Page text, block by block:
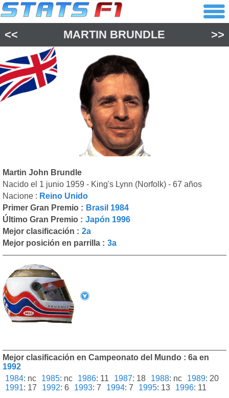
<< MARTIN BRUNDLE >>
Martin John Brundle
Nacido el 1 junio 1959 - King's Lynn (Norfolk) - 67 años
Nacione : Reino Unido
Primer Gran Premio : Brasil 1984
Último Gran Premio : Japón 1996
Mejor clasificación : 2a
Mejor posición en parrilla : 3a
Mejor clasificación en Campeonato del Mundo : 6a en
1992
1984: nc 1985: nc 1986: 11 1987: 18 1988: nc 1989: 20
1991: 17 1992: 6 1993: 7 1994: 7 1995: 13 1996: 11